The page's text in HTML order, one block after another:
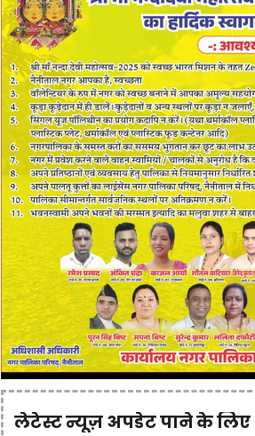
लेटेस्ट न्यूज़ अपडेट पाने के लिए